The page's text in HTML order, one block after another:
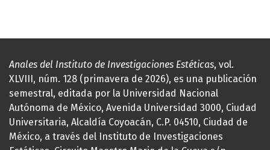
Anales del Instituto de Investigaciones Estéticas, vol.
XLVIII, núm. 128 (primavera de 2026), es una publicación
semestral, editada por la Universidad Nacional
Autónoma de México, Avenida Universidad 3000, Ciudad
Universitaria, Alcaldía Coyoacán, C.P. 04510, Ciudad de
México, a través del Instituto de Investigaciones